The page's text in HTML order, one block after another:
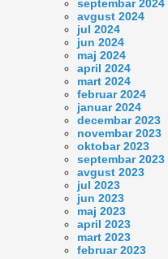
septembar 2024
avgust 2024
jul 2024
jun 2024
maj 2024
april 2024
mart 2024
februar 2024
januar 2024
decembar 2023
novembar 2023
oktobar 2023
septembar 2023
avgust 2023
jul 2023
jun 2023
maj 2023
april 2023
mart 2023
februar 2023